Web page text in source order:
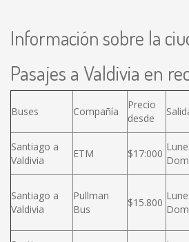
Información sobre la
Pasajes a Valdivia en
Buses Compañía
Precio
desde
Santiago a
Valdivia
ETM $17:000
Santiago a
Valdivia
Pullman
Bus
$15.800